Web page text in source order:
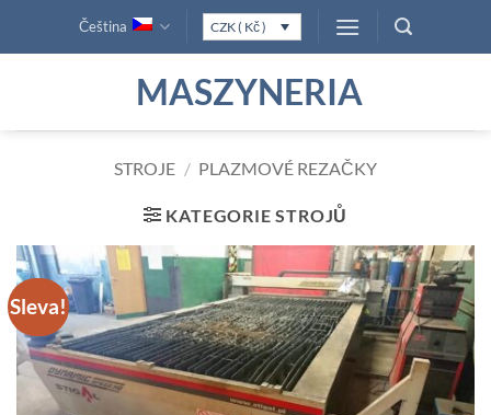
Čeština CZK ( Kč )
MASZYNERIA
STROJE / PLAZMOVÉ REZAČKY
KATEGORIE STROJŮ
Sleva!